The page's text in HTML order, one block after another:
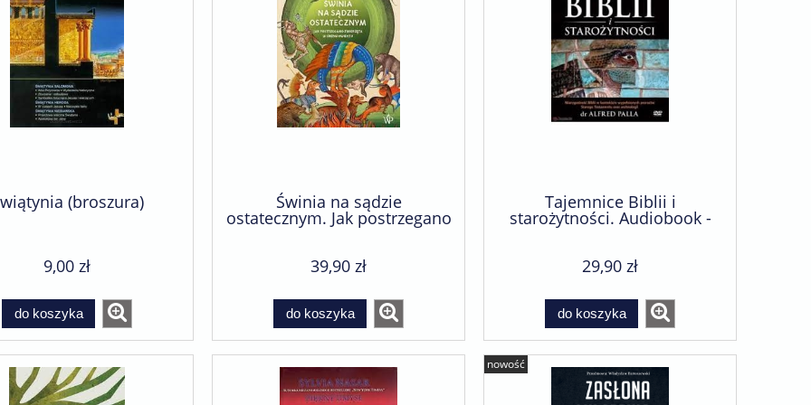
do koszyka
(broszura)
9,00 zł
do koszyka
Świnia na sądzie
ostatecznym. Jak postrzegano
zwierzęta w średniowieczu -
39,90 zł
do koszyka
Tajemnice Biblii i
starożytności. Audiobook -
29,90 zł
do koszyka
nowość